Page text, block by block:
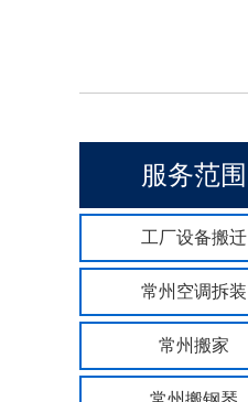
服务范围
工厂设备搬迁
常州空调拆装
常州搬家